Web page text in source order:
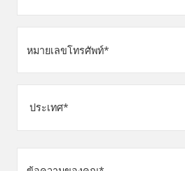
โทรศัพท์
(Required)